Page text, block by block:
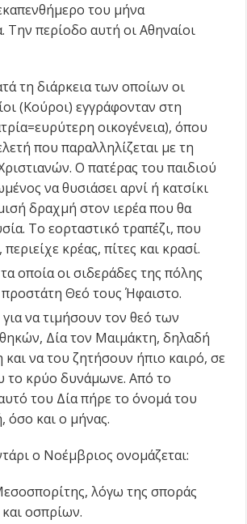
του μήνα
Την περίοδο αυτή οι Αθηναίοι
τη διάρκεια των οποίων οι
(Κούροι) εγγράφονταν στη
οικογένεια), όπου
που παραλληλίζεται με τη
Ο πατέρας του παιδιού
να θυσιάσει αρνί ή κατσίκι
δραχμή στον ιερέα που θα
Το εορταστικό τραπέζι, που
κρέας, πίτες και κρασί.
οποία οι σιδεράδες της πόλης
Θεό τους Ήφαιστο.
να τιμήσουν τον θεό των
Δία τον Μαιμάκτη, δηλαδή
να του ζητήσουν ήπιο καιρό, σε
το κρύο δυνάμωνε. Από το
του Δία πήρε το όνομά του
όσο και ο μήνας.
ο Νοέμβριος ονομάζεται:
λόγω της σποράς
οσπρίων.